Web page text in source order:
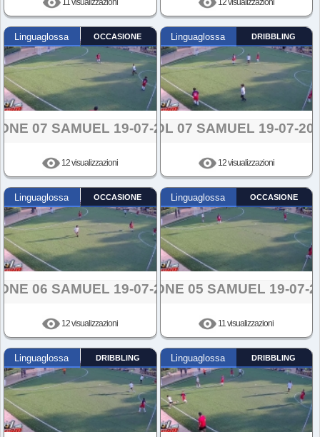
Linguaglossa OCCASIONE
07 SAMUEL 19-07-2024
12 visualizzazioni
Linguaglossa DRIBBLING
GOL 07 SAMUEL 19-07-
12 visualizzazioni
Linguaglossa OCCASIONE
06 SAMUEL 19-07-2024
12 visualizzazioni
Linguaglossa OCCASIONE
AZIONE 05 SAMUEL 19-07-
11 visualizzazioni
Linguaglossa DRIBBLING Linguaglossa DRIBBLING